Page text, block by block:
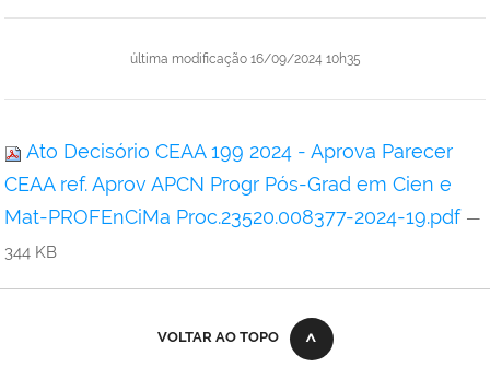
última modificação16/09/2024 10h35
Ato Decisório CEAA 199 2024 - Aprova Parecer
CEAA ref. Aprov APCN Progr Pós-Grad em Cien e
Mat-PROFEnCiMa Proc.23520.008377-2024-19.pdf —
344 KB
VOLTAR AO TOPO